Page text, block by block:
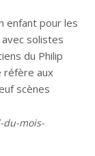
enfant pour les
solistes
du Philip
réfère aux
scènes
du-mois-